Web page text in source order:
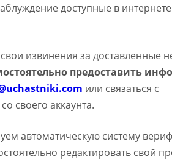
доступные в
извинения за доставленные
предоставить
или связаться с
со своего аккаунта.
автоматическую систему
редактировать свой